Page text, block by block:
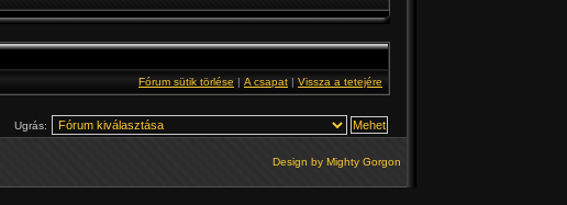
Fórum sütik törlése | A csapat | Vissza a tetejére
Ugrás:
Design by Mighty Gorgon